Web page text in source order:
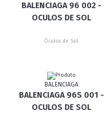
BALENCIAGA 96 002 -
OCULOS DE SOL
Óculos de Sol
BALENCIAGA
BALENCIAGA 96S 001 -
OCULOS DE SOL